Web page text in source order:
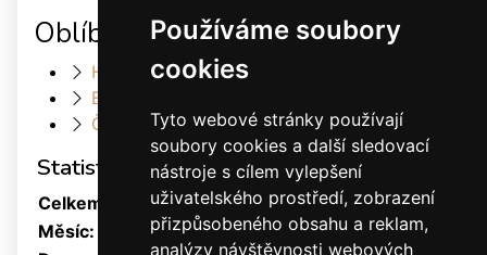
Používáme soubory
cookies
Tyto webové stránky používají
soubory cookies a další sledovací
nástroje s cílem vylepšení
uživatelského prostředí, zobrazení
přizpůsobeného obsahu a reklam,
analýzy návštěvnosti webových
Oblíbené odkazy
Heller Dance & Fashion
Elis Dance Sport s.r.o.
Český svaz tanečního sportu
Statistiky
Celkem:
1880051
Měsíc:
31252